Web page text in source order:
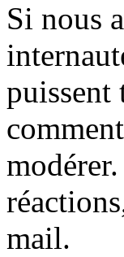
Si nous
puissent
mail.